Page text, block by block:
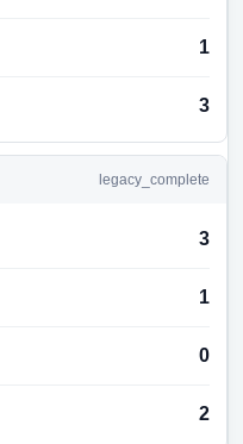
1
3
legacy_complete
3
1
0
2